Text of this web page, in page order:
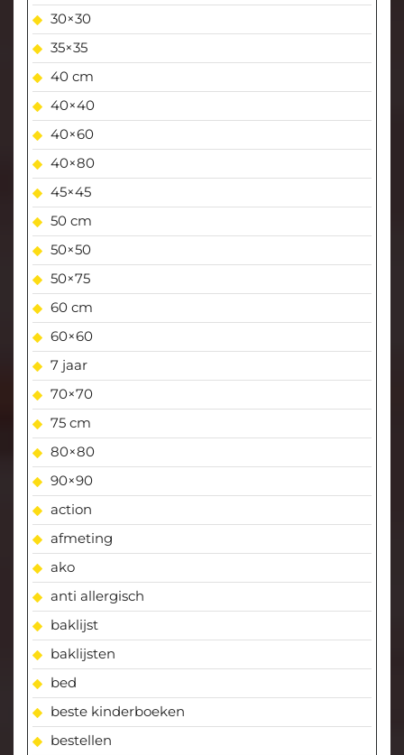
30×30
35×35
40 cm
40×40
40×60
40×80
45×45
50 cm
50×50
50×75
60 cm
60×60
7 jaar
70×70
75 cm
80×80
90×90
action
afmeting
ako
anti allergisch
baklijst
baklijsten
bed
beste kinderboeken
bestellen